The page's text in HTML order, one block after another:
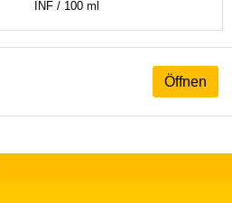
INF / 100 ml
Öffnen